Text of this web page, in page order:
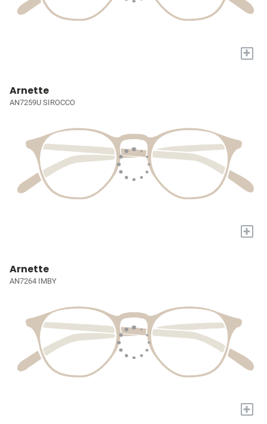
+
Arnette
AN7259U SIROCCO
+
Arnette
AN7264 IMBY
+